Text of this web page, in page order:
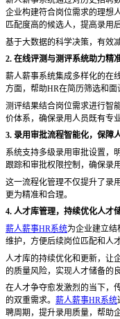
企业构建符合岗位需求的理想
匹配度高的候选人，提高录用
基于大数据的科学决策，有效
2. 在线评测与测评系统助力精
薪人薪事系统集成多样化的在
方面，帮助HR在简历筛选和面
测评结果结合岗位需求进行智
价体系，确保录用人员既有专
3. 录用审批流程智能化，保障
系统支持多级录用审批设置，
跟踪和审批权限控制，确保录
这一流程化管理不仅提升了录
更为精准和合理。
4. 人才库管理，持续优化人才
薪人薪事HR系统为企业建立结
维护，方便后续岗位匹配和人才
人才库的持续优化和更新，让
的质量风险，实现人才储备的
在人才争夺愈发激烈的当下，
的双重需求。 薪人薪事HR系统
聘周期，提升录用质量，帮助